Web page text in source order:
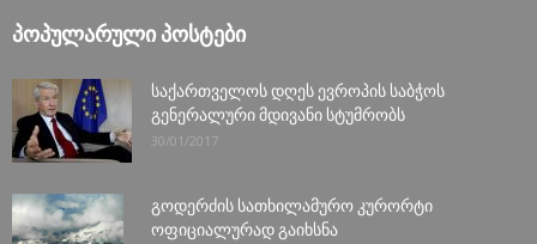
ᲞᲝᲞᲣᲚᲐᲠᲣᲚᲘ ᲞᲝᲡᲢᲔᲑᲘ
საქართველოს დღეს ევროპის საბჭოს
გენერალური მდივანი სტუმრობს
30/01/2017
გოდერძის სათხილამურო კურორტი
ოფიციალურად გაიხსნა